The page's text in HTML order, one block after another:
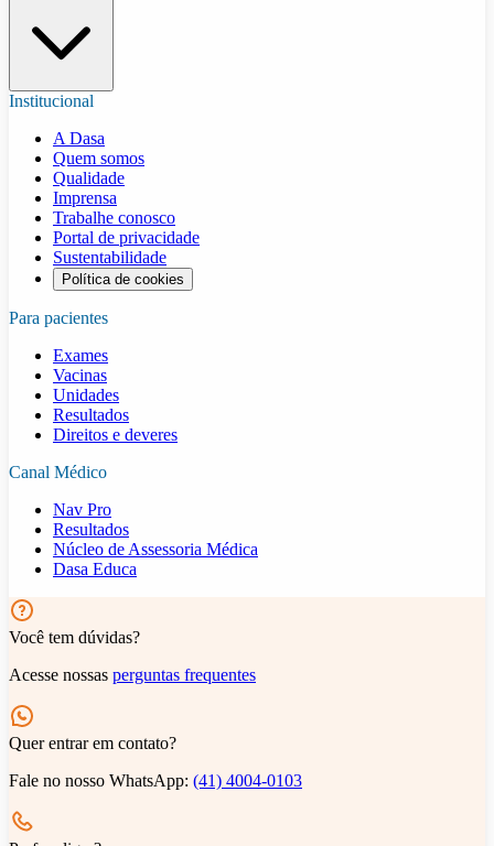
Institucional
A Dasa
Quem somos
Qualidade
Imprensa
Trabalhe conosco
Portal de privacidade
Sustentabilidade
Política de cookies
Para pacientes
Exames
Vacinas
Unidades
Resultados
Direitos e deveres
Canal Médico
Nav Pro
Resultados
Núcleo de Assessoria Médica
Dasa Educa
Você tem dúvidas?
Acesse nossas perguntas frequentes
Quer entrar em contato?
Fale no nosso WhatsApp: (41) 4004-0103